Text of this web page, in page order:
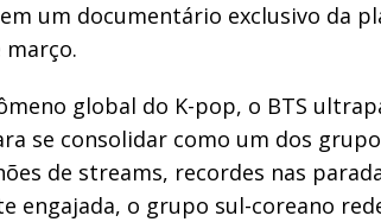
um documentário exclusivo da
março.
global do K-pop, o BTS
se consolidar como um dos
de streams, recordes nas
engajada, o grupo sul-coreano